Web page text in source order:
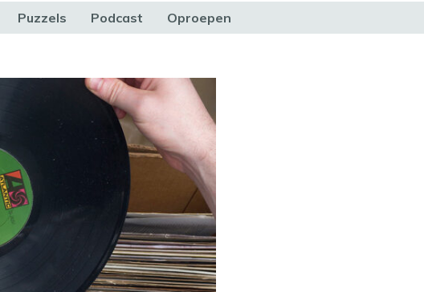
Puzzels Podcast Oproepen